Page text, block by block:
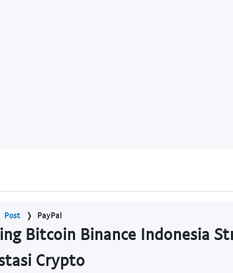
Post PayPal
Bitcoin Binance Indonesia
Crypto